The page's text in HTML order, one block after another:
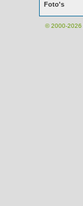
Foto's
© 2000-2026